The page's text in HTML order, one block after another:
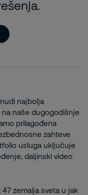
najbolja
naše dugogodišnje
prilagođena
zahteve
usluga uključuje
daljinski video
zemalja sveta u jak